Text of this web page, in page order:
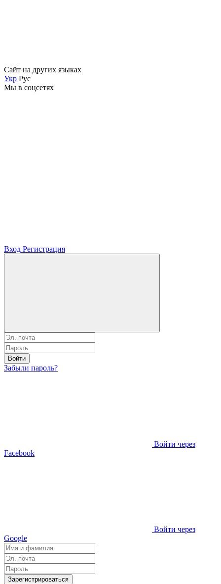
Сайт на других языках
Укр Рус
Мы в соцсетях
Вход Регистрация
Войти
Забыли пароль?
Войти через
Facebook
Войти через
Google
Зарегистрироваться